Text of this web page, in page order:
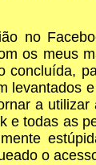
no
os meus
concluída,
levantados
a
e todas as
o